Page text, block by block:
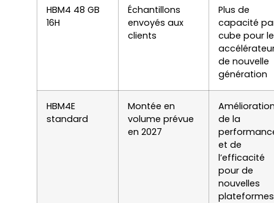
HBM4 48 GB
16H
Échantillons
envoyés aux
clients
Plus de
capacité
cube pour
de nouvelle
génération
HBM4E
standard
Montée en
volume prévue
en 2027
de la
et de
l’efficacité
pour de
nouvelles
plateformes